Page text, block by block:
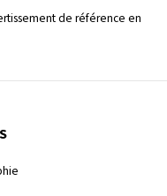
de référence en